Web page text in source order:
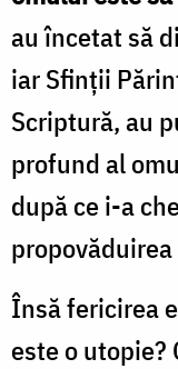
au încetat să
iar Sfinţii
Scriptură, au
profund al
după ce i-a
propovăduirea
Însă fericirea
este o utopie?